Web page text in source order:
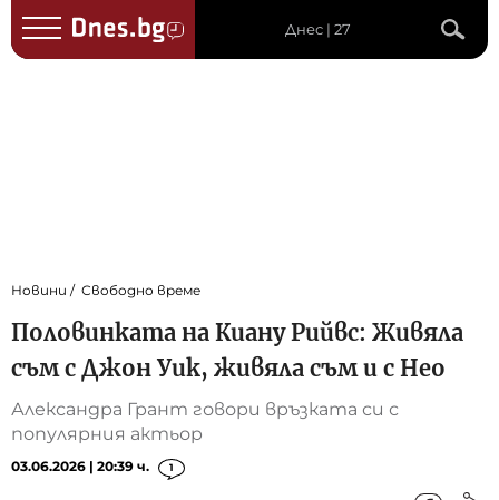
Днес | 27
Новини Свободно време
Половинката на Киану Рийвс: Живяла
съм с Джон Уик, живяла съм и с Нео
Александра Грант говори връзката си с
популярния актьор
03.06.2026 | 20:39 ч. 1